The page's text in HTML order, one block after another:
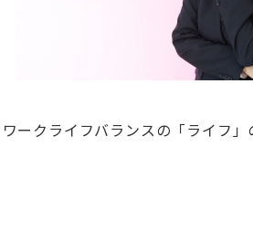
ークライフバランスの「ライフ」